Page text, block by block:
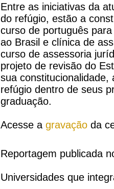
Entre as iniciativas da
do refúgio, estão a
curso de português
ao Brasil e clínica de
curso de assessoria
projeto de revisão do
sua
refúgio dentro de seus
graduação.
Acesse a gravação da
Reportagem publicada
Universidades que